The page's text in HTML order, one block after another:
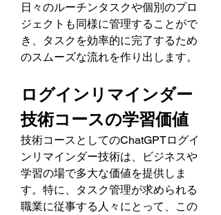
日々のルーチンタスクや個別のプロ
ジェクトも同様に管理することがで
き、タスクを効率的に完了するため
のスムーズな流れを作り出します。
ログインリマインダー
技術コースの学習価値
技術コースとしてのChatGPTログイ
ンリマインダー技術は、ビジネスや
学習の場で多大な価値を提供しま
す。特に、タスク管理が求められる
職業に従事する人々にとって、この